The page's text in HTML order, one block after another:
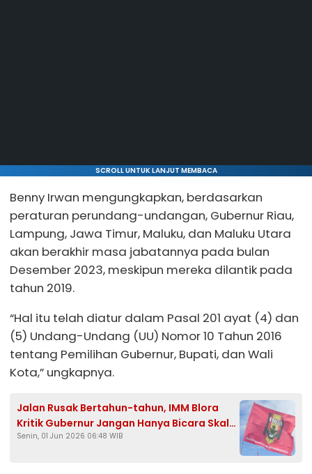
SCROLL UNTUK LANJUT MEMBACA
Benny Irwan mengungkapkan, berdasarkan
peraturan perundang-undangan, Gubernur Riau,
Lampung, Jawa Timur, Maluku, dan Maluku Utara
akan berakhir masa jabatannya pada bulan
Desember 2023, meskipun mereka dilantik pada
tahun 2019.
“Hal itu telah diatur dalam Pasal 201 ayat (4) dan
(5) Undang-Undang (UU) Nomor 10 Tahun 2016
tentang Pemilihan Gubernur, Bupati, dan Wali
Kota,” ungkapnya.
Jalan Rusak Bertahun-tahun, IMM Blora
Kritik Gubernur Jangan Hanya Bicara Skala
Prioritas!
Senin, 01 Jun 2026 06:48 WIB